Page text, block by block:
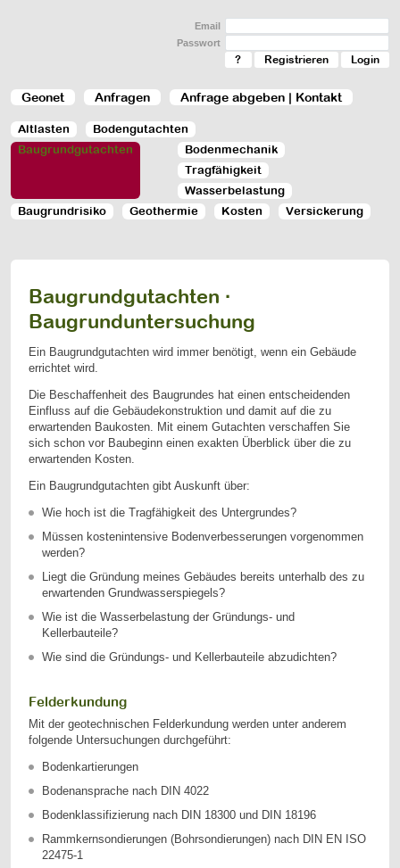
Geonet Anfragen Anfrage abgeben | Kontakt
Email
Passwort
? Registrieren
Altlasten
Bodengutachten
Baugrundgutachten
Bodenmechanik
Tragfähigkeit
Wasserbelastung
Baugrundrisiko
Geothermie Kosten Versickerung
Baugrundgutachten ·
Baugrunduntersuchung
Ein Baugrundgutachten wird immer benötigt, wenn ein Gebäude
errichtet wird.
Die Beschaffenheit des Baugrundes hat einen entscheidenden
Einfluss auf die Gebäudekonstruktion und damit auf die zu
erwartenden Baukosten. Mit einem Gutachten verschaffen Sie
sich schon vor Baubeginn einen exakten Überblick über die zu
erwartenden Kosten.
Ein Baugrundgutachten gibt Auskunft über:
Wie hoch ist die Tragfähigkeit des Untergrundes?
Müssen kostenintensive Bodenverbesserungen vorgenommen
werden?
Liegt die Gründung meines Gebäudes bereits unterhalb des zu
erwartenden Grundwasserspiegels?
Wie ist die Wasserbelastung der Gründungs- und
Kellerbauteile?
Wie sind die Gründungs- und Kellerbauteile abzudichten?
Felderkundung
Mit der geotechnischen Felderkundung werden unter anderem
folgende Untersuchungen durchgeführt:
Bodenkartierungen
Bodenansprache nach DIN 4022
Bodenklassifizierung nach DIN 18300 und DIN 18196
Rammkernsondierungen (Bohrsondierungen) nach DIN EN ISO
22475-1